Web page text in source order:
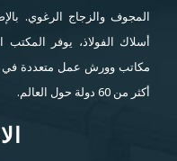
المجوف والزجاج الرغوي.
أسلاك الفولاذ، يوفر
أكثر من 60 دولة حول العالم.